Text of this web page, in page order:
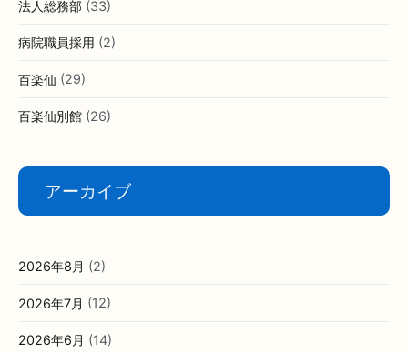
法人総務部 (33)
病院職員採用 (2)
百楽仙 (29)
百楽仙別館 (26)
アーカイブ
2026年8月 (2)
2026年7月 (12)
2026年6月 (14)